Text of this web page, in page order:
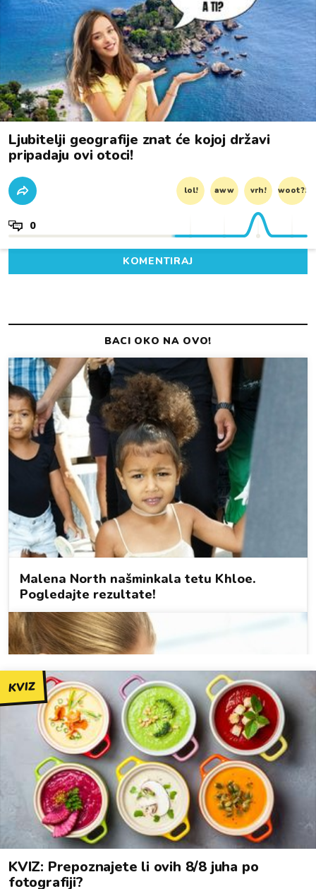
Ljubitelji geografije znat će kojoj državi
pripadaju ovi otoci!
lol! aww vrh! woot?!
0
KOMENTIRAJ
KVIZ
KVIZ: Prepoznajete li ovih 8/8 juha po
fotografiji?